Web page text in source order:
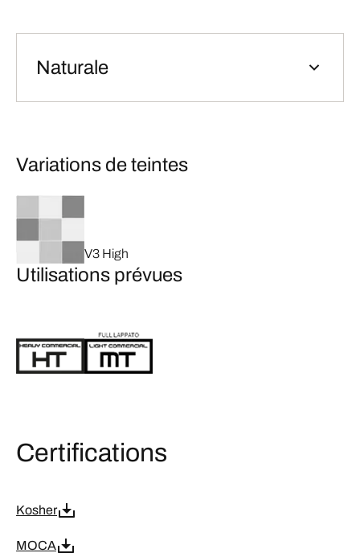
Naturale
Variations de teintes
V3 High
Utilisations prévues
Certifications
Kosher
MOCA